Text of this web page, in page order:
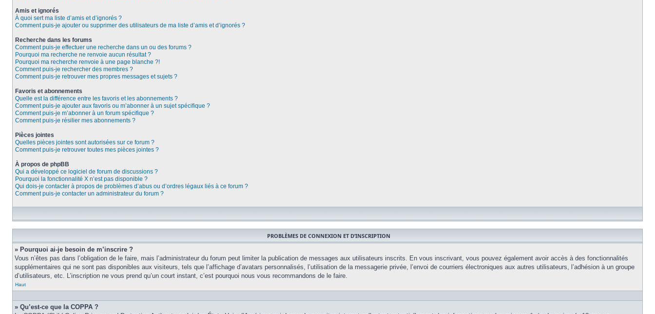
Amis et ignorés
À quoi sert ma liste d’amis et d’ignorés ?
Comment puis-je ajouter ou supprimer des utilisateurs de ma liste d’amis et d’ignorés ?
Recherche dans les forums
Comment puis-je effectuer une recherche dans un ou des forums ?
Pourquoi ma recherche ne renvoie aucun résultat ?
Pourquoi ma recherche renvoie à une page blanche ?!
Comment puis-je rechercher des membres ?
Comment puis-je retrouver mes propres messages et sujets ?
Favoris et abonnements
Quelle est la différence entre les favoris et les abonnements ?
Comment puis-je ajouter aux favoris ou m’abonner à un sujet spécifique ?
Comment puis-je m’abonner à un forum spécifique ?
Comment puis-je résilier mes abonnements ?
Pièces jointes
Quelles pièces jointes sont autorisées sur ce forum ?
Comment puis-je retrouver toutes mes pièces jointes ?
À propos de phpBB
Qui a développé ce logiciel de forum de discussions ?
Pourquoi la fonctionnalité X n’est pas disponible ?
Qui dois-je contacter à propos de problèmes d’abus ou d’ordres légaux liés à ce forum ?
Comment puis-je contacter un administrateur du forum ?
PROBLÈMES DE CONNEXION ET D’INSCRIPTION
» Pourquoi ai-je besoin de m’inscrire ?
Vous n’êtes pas dans l’obligation de le faire, mais l’administrateur du forum peut limiter la publication de messages aux utilisateurs inscrits. En vous inscrivant, vous pouvez également avoir accès à des fonctionnalités
supplémentaires qui ne sont pas disponibles aux visiteurs, tels que l’affichage d’avatars personnalisés, l’utilisation de la messagerie privée, l’envoi de courriers électroniques aux autres utilisateurs, l’adhésion à un groupe
d’utilisateurs, etc. L’inscription ne vous prend qu’un court instant, c’est pourquoi nous vous recommandons de le faire.
Haut
» Qu’est-ce que la COPPA ?